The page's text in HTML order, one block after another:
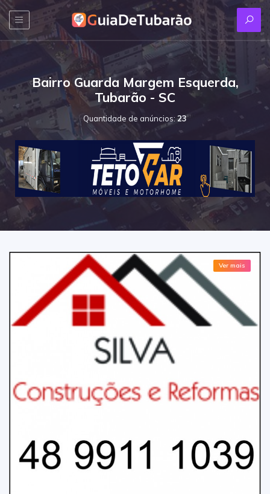
Bairro Guarda Margem Esquerda,
Tubarão - SC
Quantidade de anúncios:23
Ver mais